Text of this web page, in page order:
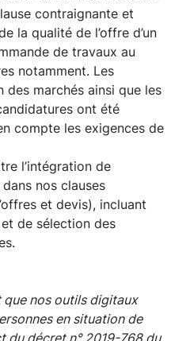
contraignante et
la qualité de l’offre d’un
de travaux au
notamment. Les
des marchés ainsi que les
ont été
compte les exigences de
l’intégration de
nos clauses
et devis), incluant
de sélection des
nos outils digitaux
en situation de
du décret n° 2019-768 du